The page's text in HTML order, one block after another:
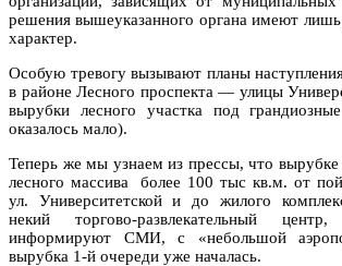
решения вышеуказанного органа имеют
характер.
Особую тревогу вызывают планы
в районе Лесного проспекта — улицы
вырубки лесного участка под
оказалось мало).
Теперь же мы узнаем из прессы, что
лесного массива
более 100 тыс кв.м. от
ул. Университетской и до жилого
некий торгово-развлекательный
информируют СМИ, с «небольшой
вырубка 1-й очереди уже началась.